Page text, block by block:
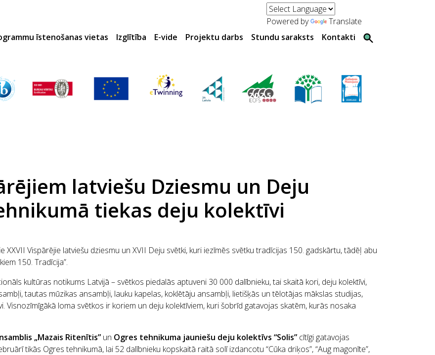
Powered by
Translate
īstenošanas vietas
Izglītība E-vide Projektu darbs Stundu saraksts Kontakti
latviešu Dziesmu un Deju
tiekas deju kolektīvi
XXVII Vispārējie latviešu dziesmu un XVII Deju svētki, kuri iezīmēs svētku tradīcijas 150. gadskārtu, tādēļ abu
150. Tradīcija”.
kultūras notikums Latvijā – svētkos piedalās aptuveni 30 000 dalībnieku, tai skaitā kori, deju kolektīvi,
tautas mūzikas ansambļi, lauku kapelas, koklētāju ansambļi, lietišķās un tēlotājas mākslas studijas,
Visnozīmīgākā loma svētkos ir koriem un deju kolektīviem, kuri šobrīd gatavojas skatēm, kurās nosaka
„Mazais Ritenītis” un Ogres tehnikuma jauniešu deju kolektīvs “Solis” cītīgi gatavojas
tikās Ogres tehnikumā, lai 52 dalībnieku kopskaitā raitā solī izdancotu “Cūka driķos”, “Aug magonīte”,